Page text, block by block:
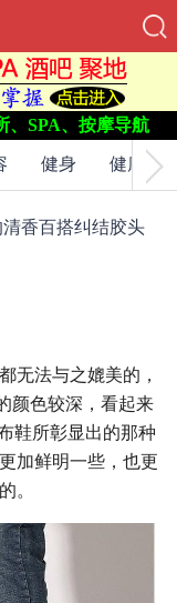
、SPA、按摩导航
健身 健康
清香百搭 纠结胶头
清香百搭纠结胶头
无法与之媲美的，
颜色较深，看起来
鞋所彰显出的那种
加鲜明一些，也更
。